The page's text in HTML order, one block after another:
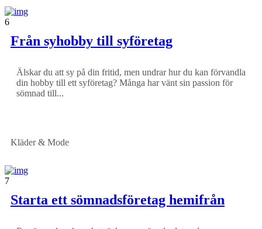
6
Från syhobby till syföretag
Älskar du att sy på din fritid, men undrar hur du kan förvandla
din hobby till ett syföretag? Många har vänt sin passion för
sömnad till...
Kläder & Mode
7
Starta ett sömnadsföretag hemifrån